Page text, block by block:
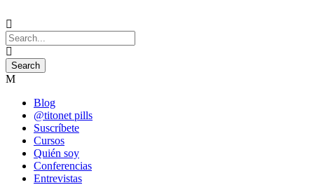
Blog
@titonet pills
Suscríbete
Cursos
Quién soy
Conferencias
Entrevistas